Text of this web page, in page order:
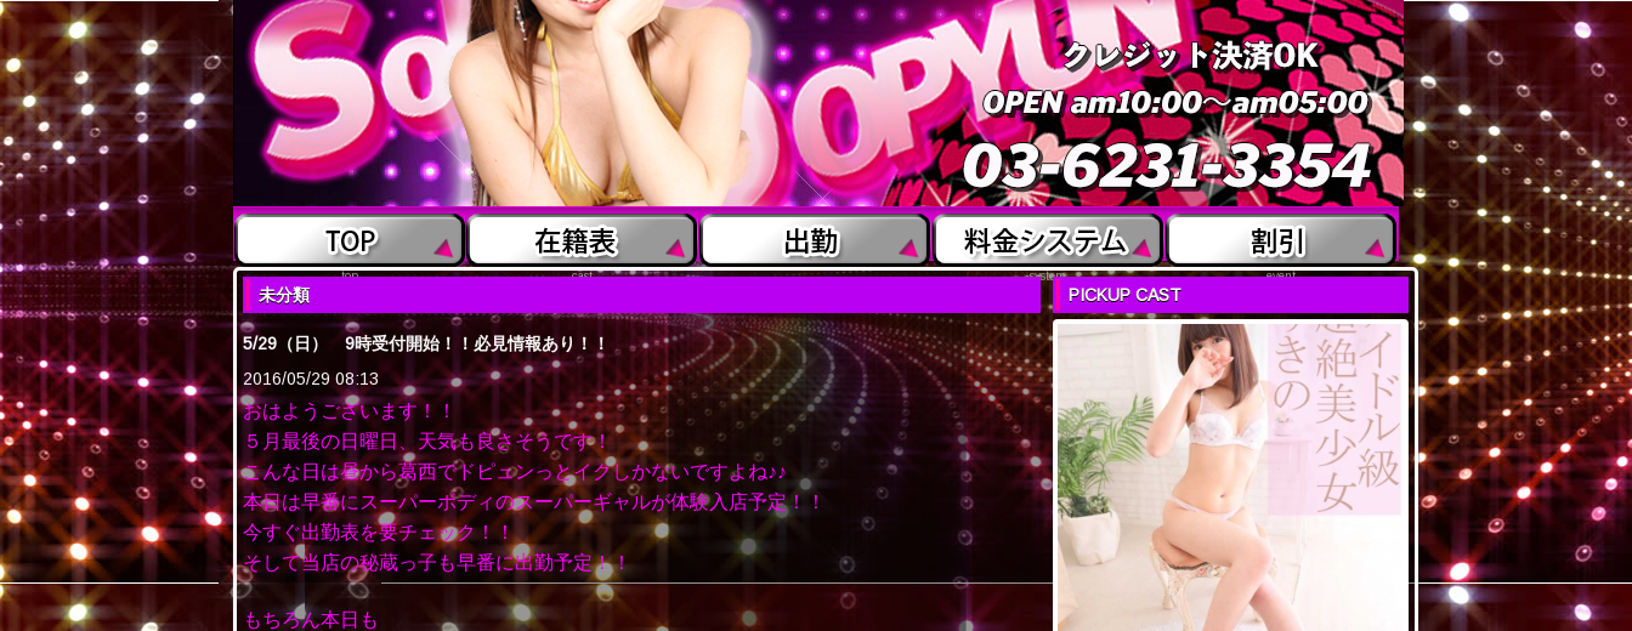
top cast system event
未分類
5/29（日） 9時受付開始！！必見情報あり！！
2016/05/29 08:13
おはようございます！！
５月最後の日曜日、天気も良さそうです！
こんな日は昼から葛西でドピュンっとイクしかないですよね♪♪
本日は早番にスーパーボディのスーパーギャルが体験入店予定！！
今すぐ出勤表を要チェック！！
そして当店の秘蔵っ子も早番に出勤予定！！
もちろん本日も
PICKUP CAST